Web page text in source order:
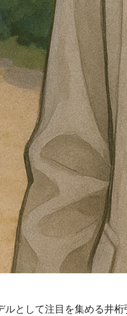
ルとして注目を集める井